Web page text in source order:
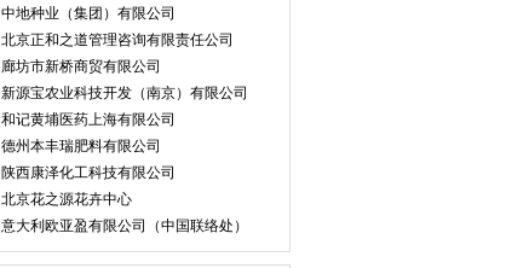
中地种业（集团）有限公司
北京正和之道管理咨询有限责任公司
廊坊市新桥商贸有限公司
新源宝农业科技开发（南京）有限公司
和记黄埔医药上海有限公司
德州本丰瑞肥料有限公司
陕西康泽化工科技有限公司
北京花之源花卉中心
意大利欧亚盈有限公司（中国联络处）